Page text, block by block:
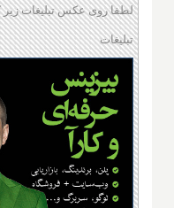
لطفا روی عکس تبلیغات زیر
تبلیغات